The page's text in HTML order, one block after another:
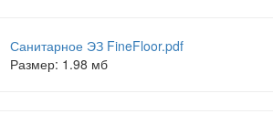
Санитарное ЭЗ FineFloor.pdf
Размер: 1.98 мб